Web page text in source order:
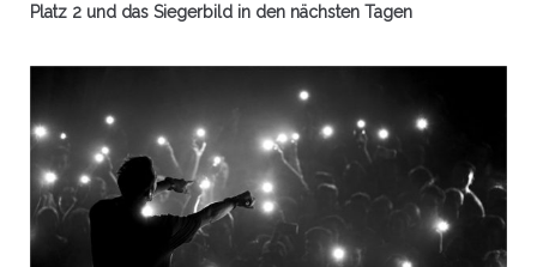
Platz 2 und das Siegerbild in den nächsten Tagen